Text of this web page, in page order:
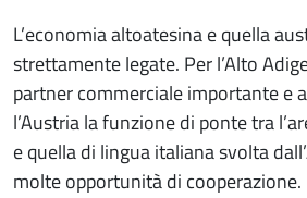
L’economia altoatesina e quella
strettamente legate. Per l’Alto
partner commerciale importante e
l’Austria la funzione di ponte tra
e quella di lingua italiana svolta
molte opportunità di cooperazione.